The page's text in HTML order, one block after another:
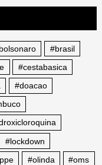
#brasil
#cestabasica
#doacao
#lockdown
#olinda
#oms